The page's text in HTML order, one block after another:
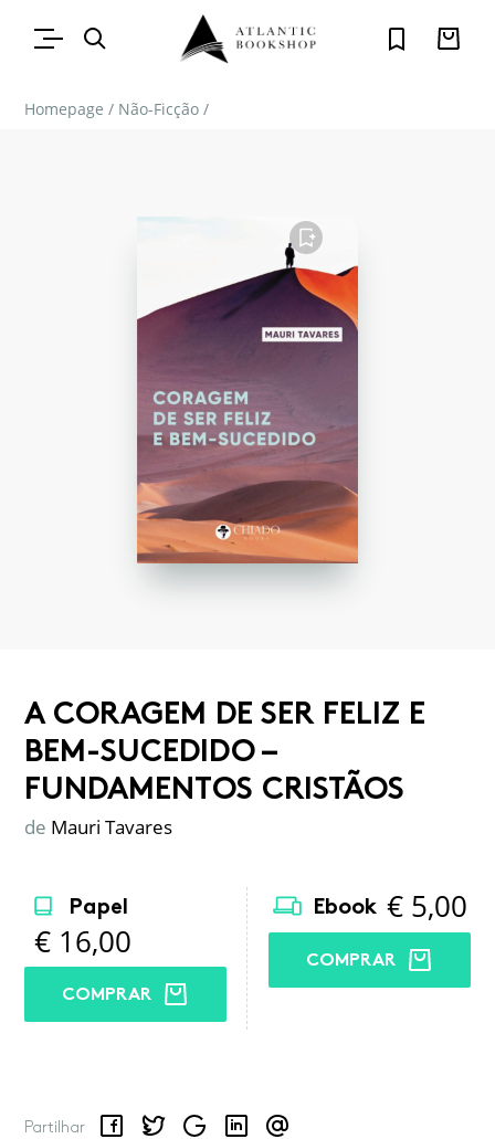
Homepage / Não-Ficção /
FAVORITO
A CORAGEM DE SER FELIZ E
BEM-SUCEDIDO –
FUNDAMENTOS CRISTÃOS
de Mauri Tavares
Papel
€ 16,00
COMPRAR
Ebook € 5,00
COMPRAR
Partilhar
FacebookTwitterGoogle LinkedInEmail